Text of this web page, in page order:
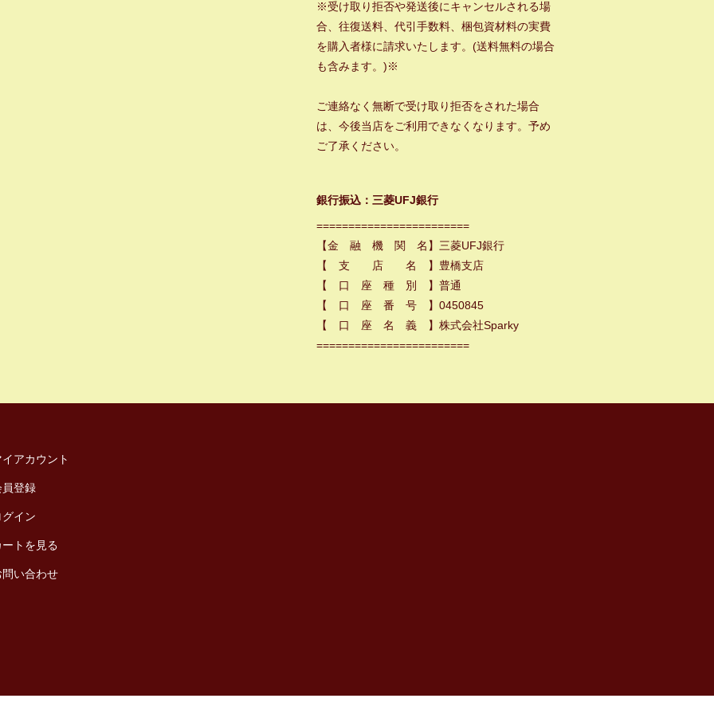
※受け取り拒否や発送後にキャンセルされる場
合、往復送料、代引手数料、梱包資材料の実費
を購入者様に請求いたします。(送料無料の場合
も含みます。)※
ご連絡なく無断で受け取り拒否をされた場合
は、今後当店をご利用できなくなります。予め
ご了承ください。
銀行振込：三菱UFJ銀行
========================
【金 融 機 関 名】三菱UFJ銀行
【 支 店 名 】豊橋支店
【 口 座 種 別 】普通
【 口 座 番 号 】0450845
【 口 座 名 義 】株式会社Sparky
========================
イアカウント
員登録
グイン
ートを見る
問い合わせ